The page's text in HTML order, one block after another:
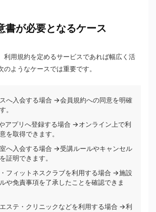
書が必要となるケース
利用規約を定めるサービスであれば幅広く活
のようなケースでは重要です。
へ入会する場合 →会員規約への同意を明確
。
アプリへ登録する場合 →オンライン上で利
を取得できます。
へ入会する場合 →受講ルールやキャンセル
証明できます。
フィットネスクラブを利用する場合 →施設
や免責事項を了承したことを確認できま
ステ・クリニックなどを利用する場合 →利